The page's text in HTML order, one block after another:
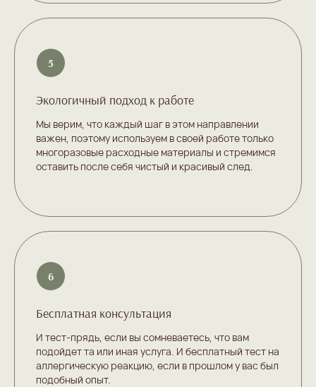
Экологичный подход к работе
Мы верим, что каждый шаг в этом направлении
важен, поэтому используем в своей работе только
многоразовые расходные материалы и стремимся
оставить после себя чистый и красивый след.
Бесплатная консультация
И тест-прядь, если вы сомневаетесь, что вам
подойдет та или иная услуга. И бесплатный тест на
аллергическую реакцию, если в прошлом у вас был
подобный опыт.